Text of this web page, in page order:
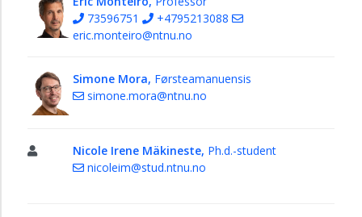
73596751
+4795213088
eric.monteiro@ntnu.no
Simone Mora, Førsteamanuensis
simone.mora@ntnu.no
Nicole Irene Mäkineste, Ph.d.-student
nicoleim@stud.ntnu.no